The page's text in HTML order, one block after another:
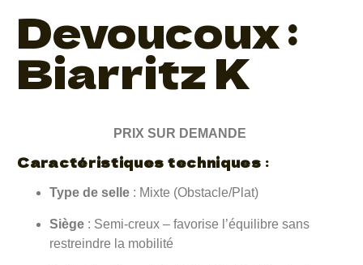
Devoucoux :
Biarritz K
PRIX SUR DEMANDE
Caractéristiques techniques :
Type de selle : Mixte (Obstacle/Plat)
Siège : Semi-creux – favorise l’équilibre sans
restreindre la mobilité